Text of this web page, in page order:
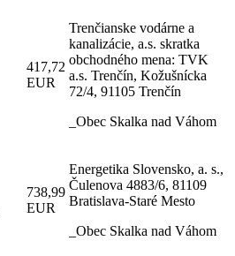
417,72
EUR
Trenčianske vodárne a
kanalizácie, a.s. skratka
obchodného mena: TVK
a.s. Trenčín, Kožušnícka
72/4, 91105 Trenčín
_Obec Skalka nad Váhom
738,99
EUR
Energetika Slovensko, a. s.,
Čulenova 4883/6, 81109
Bratislava-Staré Mesto
_Obec Skalka nad Váhom